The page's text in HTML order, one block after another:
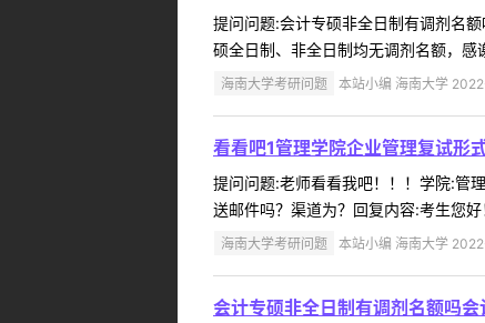
提问问题:会计专硕非全日制有调剂名
硕全日制、非全日制均无调剂名额，感
海南大学考研问题 本站小编 海南大学
看看吧1管理学院企业管理复试形
提问问题:老师看看我吧！！！学院:管
送邮件吗？渠道为？回复内容:考生您
海南大学考研问题 本站小编 海南大学
会计专硕非全日制有调剂名额吗